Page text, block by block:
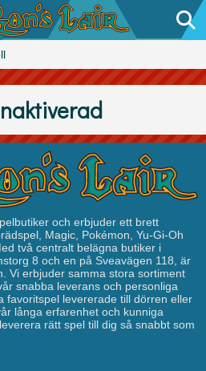
och erbjuder ett brett
Magic, Pokémon, Yu-Gi-Oh
två centralt belägna butiker i
8 och en på Sveavägen 118, är
Vi erbjuder samma stora sortiment
snabba leverans och personliga
favoritspel levererade till dörren eller
långa erfarenhet och kunniga
rätt spel till dig så snabbt som